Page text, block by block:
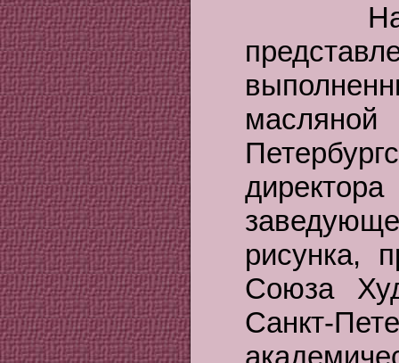
На
рисунка,
Союза
Санкт-